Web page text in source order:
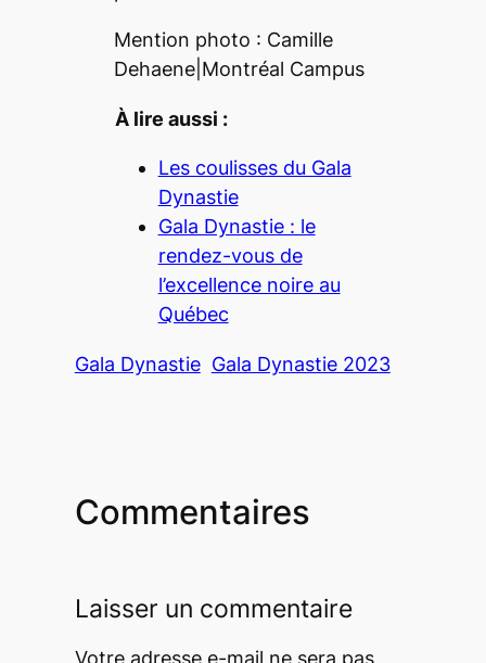
Mention photo : Camille
Dehaene| Montréal Campus
À lire aussi :
Les coulisses du Gala
Dynastie
Gala Dynastie : le
rendez-vous de
l’excellence noire au
Québec
Gala Dynastie Gala Dynastie 2023
Commentaires
Laisser un commentaire
Votre adresse e-mail ne sera pas